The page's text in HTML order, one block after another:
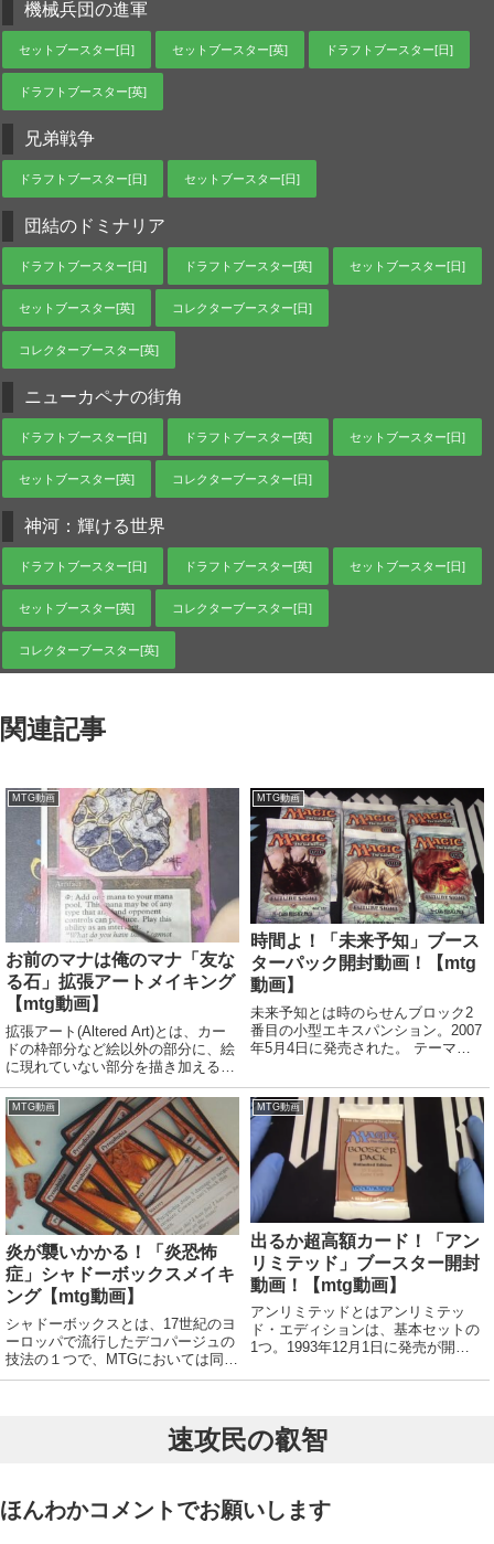
機械兵団の進軍
セットブースター[日] セットブースター[英] ドラフトブースター[日]
ドラフトブースター[英]
兄弟戦争
ドラフトブースター[日] セットブースター[日]
団結のドミナリア
ドラフトブースター[日] ドラフトブースター[英] セットブースター[日]
セットブースター[英] コレクターブースター[日]
コレクターブースター[英]
ニューカペナの街角
ドラフトブースター[日] ドラフトブースター[英] セットブースター[日]
セットブースター[英] コレクターブースター[日]
神河：輝ける世界
ドラフトブースター[日] ドラフトブースター[英] セットブースター[日]
セットブースター[英] コレクターブースター[日]
コレクターブースター[英]
関連記事
MTG動画
お前のマナは俺のマナ「友な
る石」拡張アートメイキング
【mtg動画】
拡張アート(Altered Art)とは、カー
ドの枠部分など絵以外の部分に、絵
に現れていない部分を描き加えるこ
と。または、そのような加工が施さ
れたカードのこと。拡張アートをは
じめとする芸術的な修正を加えたカ
ードは認定大会で使用できるが、そ
の...
MTG動画
時間よ！「未来予知」ブース
ターパック開封動画！【mtg
動画】
未来予知とは時のらせんブロック2
番目の小型エキスパンション。2007
年5月4日に発売された。 テーマは
百年後までの未来を見通している。
発売時点で意味を持たない記述とし
ては、ルー...
MTG動画
炎が襲いかかる！「炎恐怖
症」シャドーボックスメイキ
ング【mtg動画】
シャドーボックスとは、17世紀のヨ
ーロッパで流行したデコパージュの
技法の１つで、MTGにおいては同じ
カードを立体的に組み合わせ、影や
る。あっという間にもう7月。みな
MTG動画
出るか超高額カード！「アン
リミテッド」ブースター開封
動画！【mtg動画】
アンリミテッドとはアンリミテッ
ド・エディションは、基本セットの
1つ。1993年12月1日に発売が開始
ミテッド・エディションの表記を一
パックの2種...
速攻民の叡智
ほんわかコメントでお願いします